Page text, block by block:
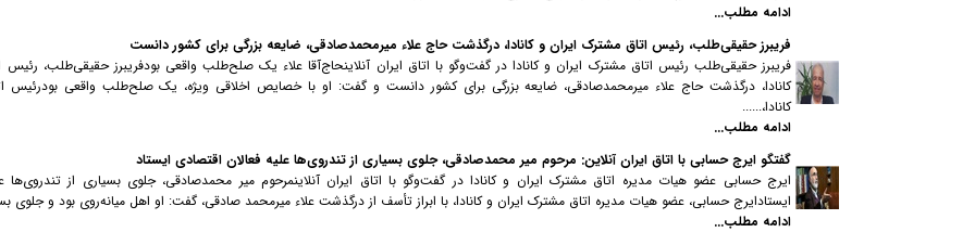
ادامه مطلب...
فریبرز حقیقی‌طلب، رئیس اتاق مشترک ایران و کانادا، درگذشت حاج علاء میرمحمدصادقی، ضایعه بزرگی برای کشور دانست
فریبرز حقیقی‌طلب رئیس اتاق مشترک ایران و کانادا در گفت‌وگو با اتاق ایران آنلاینحاج‌آقا علاء یک صلح‌طلب واقعی بودفریبرز حقیقی‌طلب،
کانادا، درگذشت حاج علاء میرمحمدصادقی، ضایعه بزرگی برای کشور دانست و گفت: او با خصایص اخلاقی ویژه، یک صلح‌طلب واقعی بودرئیس
کانادا،......
ادامه مطلب...
گفتگو ایرج حسابی با اتاق ایران آنلاین: مرحوم میر محمدصادقی، جلوی بسیاری از تندروی‌ها علیه فعالان اقتصادی ایستاد
ایرج حسابی عضو هیات مدیره اتاق مشترک ایران و کانادا در گفت‌وگو با اتاق ایران آنلاینمرحوم میر محمدصادقی، جلوی بسیاری از تندروی‌ها
ایستادایرج حسابی، عضو هیات مدیره اتاق مشترک ایران و کانادا، با ابراز تأسف از درگذشت علاء میرمحمد صادقی، گفت: او اهل میانه‌روی بود و جلوی
ادامه مطلب...